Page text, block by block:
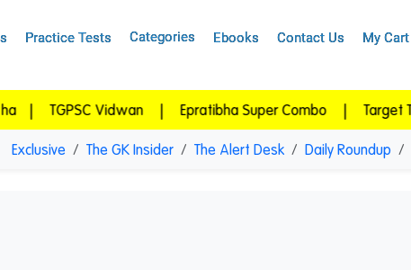
Exclusive The GK Insider The Alert Desk Daily Roundup
Practice Tests Categories Ebooks Contact Us My Cart
TGPSC Vidwan | Epratibha Super Combo | Target TGPSC